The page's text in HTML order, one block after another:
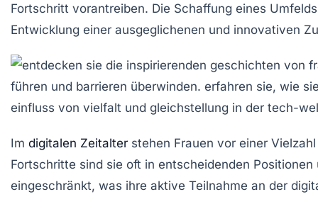
Fortschritt vorantreiben. Die Schaffung eines
Entwicklung einer ausgeglichenen und innovativen
Im digitalen Zeitalter stehen Frauen vor einer
Fortschritte sind sie oft in entscheidenden Positionen
eingeschränkt, was ihre aktive Teilnahme an der